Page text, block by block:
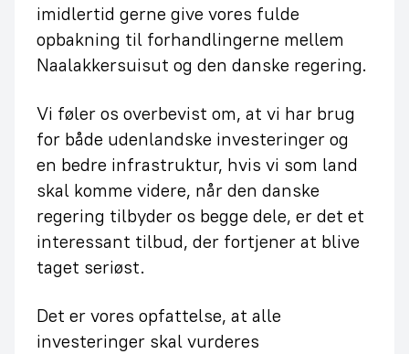
imidlertid gerne give vores fulde
opbakning til forhandlingerne mellem
Naalakkersuisut og den danske regering.
Vi føler os overbevist om, at vi har brug
for både udenlandske investeringer og
en bedre infrastruktur, hvis vi som land
skal komme videre, når den danske
regering tilbyder os begge dele, er det et
interessant tilbud, der fortjener at blive
taget seriøst.
Det er vores opfattelse, at alle
investeringer skal vurderes